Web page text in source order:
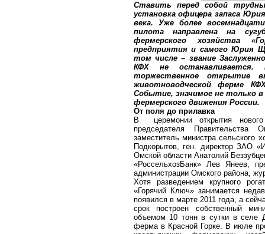
Ставить перед собой
установка офицера запаса
века. Уже более
пилота направлена на
фермерского хозяйства
предприятия и самого Юрия
том числе – звание
КФХ не
торжественное открытие
животноводческой ферме
Событие, значимое не только
фермерского движения России.
От поля до прилавка
В
церемонии открытия
председателя
заместитель министра сельского
Подкорытов, ген. директор ЗАО
Омской области Анатолий
«РоссельхозБанк» Лев Янеев,
администрации Омского района,
Хотя разведением крупного
«Горячий Ключ» занимается
появился в марте 2011 года, а
срок построен собственный
объемом 10 тонн в сутки в селе
ферма в Красной Горке. В июле